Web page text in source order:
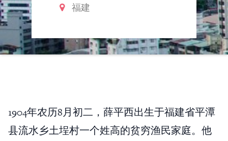
福建
1904年农历8月初二，薛平西出生于福建省平潭
县流水乡土埕村一个姓高的贫穷渔民家庭。他